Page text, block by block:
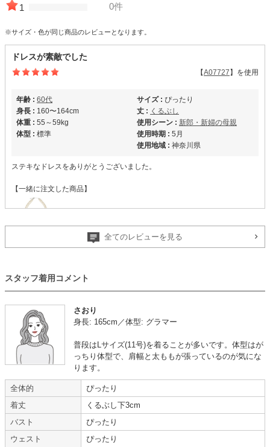
1
0件
※サイズ・色が同じ商品のレビューとなります。
ドレスが素敵でした
【A07727 】を使用
年齢 : 60代
身長 : 160〜164cm
体重 : 55～59kg
体型 : 標準
サイズ : ぴったり
丈 : くるぶし
使用シーン : 新郎・新婦の母親
使用時期 : 5月
使用地域 : 神奈川県
ステキなドレスをありがとうございました。
【一緒に注文した商品】
レース・生地に品がある
年齢 : 50代
身長 :160〜164cm
体重 :55～59kg
体型 :
ややぽっちゃり
サイズ :ぴったり
使用シーン : 新郎・新婦の母親
使用時期 :5月
ドレスのレース・生地に品があり、サイズもぴったりで良かったです。
レンタル期間も長く、価格もリーズナブルで、返却方法も分かりやすく、本
当に助かりました。
機会があればまたレンタルしたいと思います。
【一緒に注文した商品】
全てのレビューを見る
スタッフ着用コメント
さおり
身長: 165cm／体型: グラマー
普段はLサイズ(11号)を着ることが多いです。体型はが
っちり体型で、肩幅と太ももが張っているのが気にな
ります。
全体的
ぴったり
着丈
くるぶし下3cm
バスト
ぴったり
ウェスト
ぴったり